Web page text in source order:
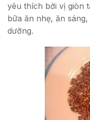
yêu thích bởi vị giòn
bữa ăn nhẹ, ăn
dưỡng.